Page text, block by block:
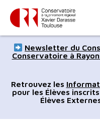
Panneau de gestion des
Aller
au
principal
à
Newsletter du
Conservatoire à
Retrouvez les
pour les Élèves
Élèves